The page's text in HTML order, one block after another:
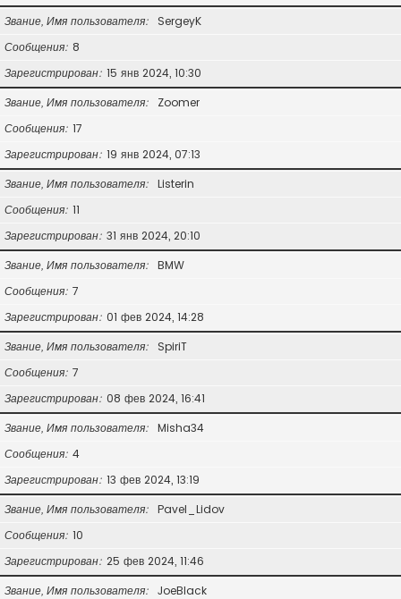
Звание, Имя пользователя
SergeyK
Сообщения 8
Зарегистрирован 15 янв 2024, 10:30
Звание, Имя пользователя
Zoomer
Сообщения 17
Зарегистрирован 19 янв 2024, 07:13
Звание, Имя пользователя
Listerin
Сообщения 11
Зарегистрирован 31 янв 2024, 20:10
Звание, Имя пользователя
BMW
Сообщения 7
Зарегистрирован 01 фев 2024, 14:28
Звание, Имя пользователя
SpiriT
Сообщения 7
Зарегистрирован 08 фев 2024, 16:41
Звание, Имя пользователя
Misha34
Сообщения 4
Зарегистрирован 13 фев 2024, 13:19
Звание, Имя пользователя
Pavel_Lidov
Сообщения 10
Зарегистрирован 25 фев 2024, 11:46
Звание, Имя пользователя
JoeBlack